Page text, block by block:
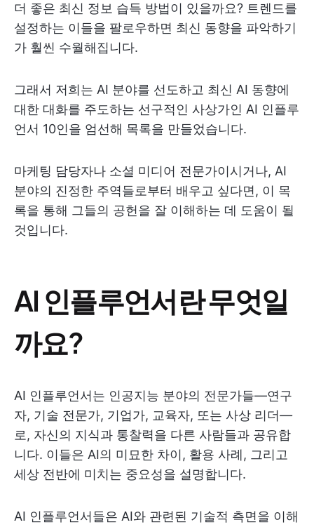
더 좋은 최신 정보 습득 방법이 있을까요? 트렌드를
설정하는 이들을 팔로우하면 최신 동향을 파악하기
가 훨씬 수월해집니다.
그래서 저희는 AI 분야를 선도하고 최신 AI 동향에
대한 대화를 주도하는 선구적인 사상가인 AI 인플루
언서 10인을 엄선해 목록을 만들었습니다.
마케팅 담당자나 소셜 미디어 전문가이시거나, AI
분야의 진정한 주역들로부터 배우고 싶다면, 이 목
록을 통해 그들의 공헌을 잘 이해하는 데 도움이 될
것입니다.
AI 인플루언서란 무엇일
까요?
AI 인플루언서는 인공지능 분야의 전문가들—연구
자, 기술 전문가, 기업가, 교육자, 또는 사상 리더—
로, 자신의 지식과 통찰력을 다른 사람들과 공유합
니다. 이들은 AI의 미묘한 차이, 활용 사례, 그리고
세상 전반에 미치는 중요성을 설명합니다.
AI 인플루언서들은 AI와 관련된 기술적 측면을 이해